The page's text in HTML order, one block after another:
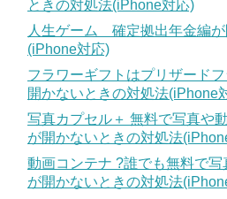
ときの対処法(iPhone対応)
人生ゲーム 確定拠出年金編
(iPhone対応)
フラワーギフトはプリザード
開かないときの対処法(iPhone
写真カプセル＋ 無料で写真や
が開かないときの対処法
動画コンテナ ?誰でも無料で
が開かないときの対処法